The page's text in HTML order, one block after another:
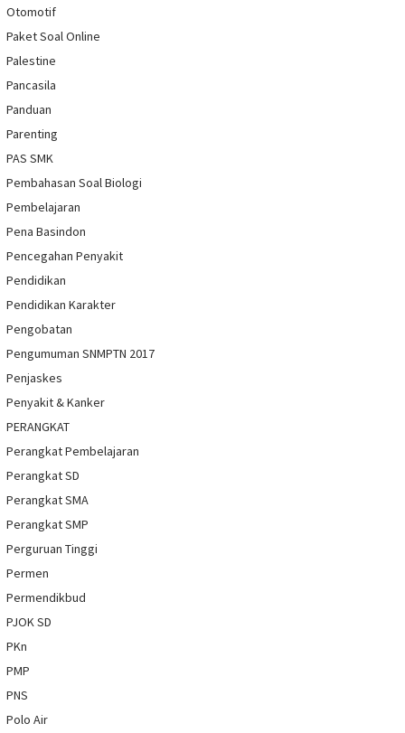
Otomotif
Paket Soal Online
Palestine
Pancasila
Panduan
Parenting
PAS SMK
Pembahasan Soal Biologi
Pembelajaran
Pena Basindon
Pencegahan Penyakit
Pendidikan
Pendidikan Karakter
Pengobatan
Pengumuman SNMPTN 2017
Penjaskes
Penyakit & Kanker
PERANGKAT
Perangkat Pembelajaran
Perangkat SD
Perangkat SMA
Perangkat SMP
Perguruan Tinggi
Permen
Permendikbud
PJOK SD
PKn
PMP
PNS
Polo Air